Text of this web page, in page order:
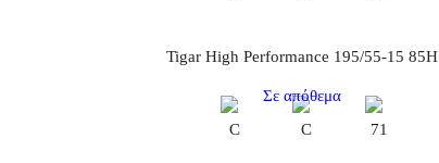
Tigar High Performance 195/55-15 85H
Σε απόθεμα
C
C 71